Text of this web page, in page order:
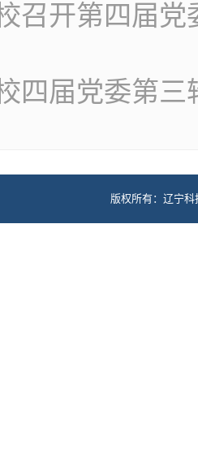
召开第四届
四届党委第
版权所有：辽宁